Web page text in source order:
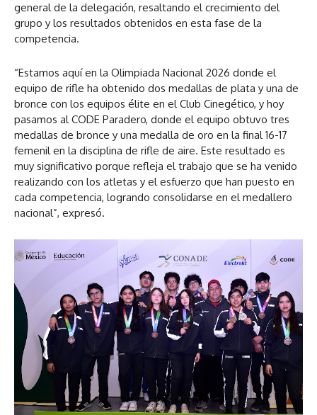
general de la delegación, resaltando el crecimiento del
grupo y los resultados obtenidos en esta fase de la
competencia.
“Estamos aquí en la Olimpiada Nacional 2026 donde el
equipo de rifle ha obtenido dos medallas de plata y una de
bronce con los equipos élite en el Club Cinegético, y hoy
pasamos al CODE Paradero, donde el equipo obtuvo tres
medallas de bronce y una medalla de oro en la final 16-17
femenil en la disciplina de rifle de aire. Este resultado es
muy significativo porque refleja el trabajo que se ha venido
realizando con los atletas y el esfuerzo que han puesto en
cada competencia, logrando consolidarse en el medallero
nacional”, expresó.